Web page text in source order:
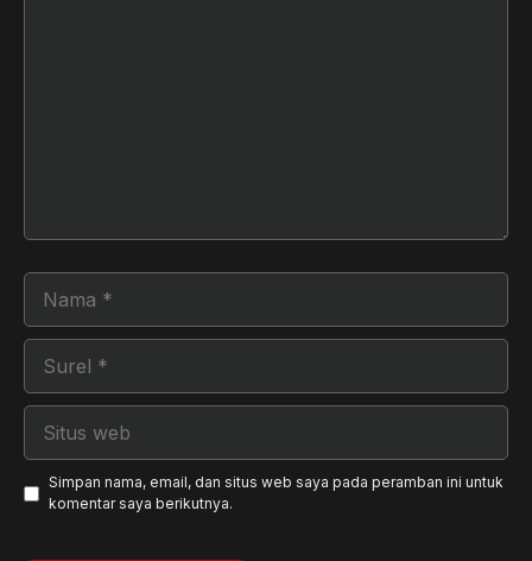
Simpan nama, email, dan situs web saya pada peramban ini untuk
komentar saya berikutnya.